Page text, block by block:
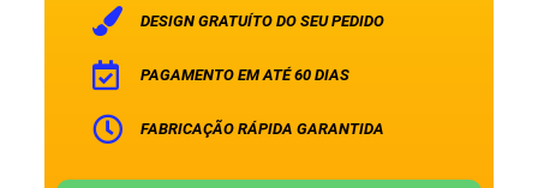
DESIGN GRATUÍTO DO SEU PEDIDO
PAGAMENTO EM ATÉ 60 DIAS
FABRICAÇÃO RÁPIDA GARANTIDA